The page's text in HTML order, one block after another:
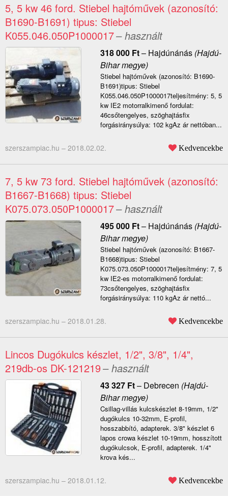
5, 5 kw 46 ford. Stiebel hajtóművek (azonosító:
B1690-B1691) tipus: Stiebel
K055.046.050P1000017– használt
318 000 Ft– Hajdúnánás(Hajdú-
Bihar megye)
Stiebel hajtóművek (azonosító: B1690-
B1691)tipus: Stiebel
K055.046.050P1000017teljesítmény: 5, 5
kw IE2 motorralkimenő fordulat:
46csőtengelyes, szöghajtásfix
forgásiránysúlya: 102 kgAz ár nettóban...
szerszampiac.hu – 2018.02.02. Kedvencekbe
7, 5 kw 73 ford. Stiebel hajtóművek (azonosító:
B1667-B1668) tipus: Stiebel
K075.073.050P1000017– használt
495 000 Ft– Hajdúnánás(Hajdú-
Bihar megye)
Stiebel hajtóművek (azonosító: B1667-
B1668)tipus: Stiebel
K075.073.050P1000017teljesítmény: 7, 5
kw IE2-es motorralkimenő fordulat:
73csőtengelyes, szöghajtásfix
forgásiránysúlya: 110 kgAz ár nettó...
szerszampiac.hu – 2018.01.28. Kedvencekbe
Lincos Dugókulcs készlet, 1/2", 3/8", 1/4",
219db-os DK-121219– használt
43 327 Ft– Debrecen (Hajdú-
Bihar megye)
Csillag-villás kulcskészlet 8-19mm, 1/2"
dugókulcs 10-32mm, E-profil,
hosszabbító, adapterek. 3/8" készlet 6
lapos crowa készlet 10-19mm, hosszított
dugókulcsok, E-profil, adapterek. 1/4"
krova kés...
szerszampiac.hu – 2018.01.12. Kedvencekbe